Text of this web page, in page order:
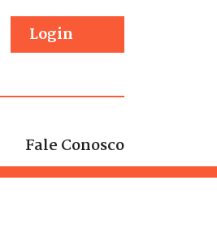
Login
Fale Conosco